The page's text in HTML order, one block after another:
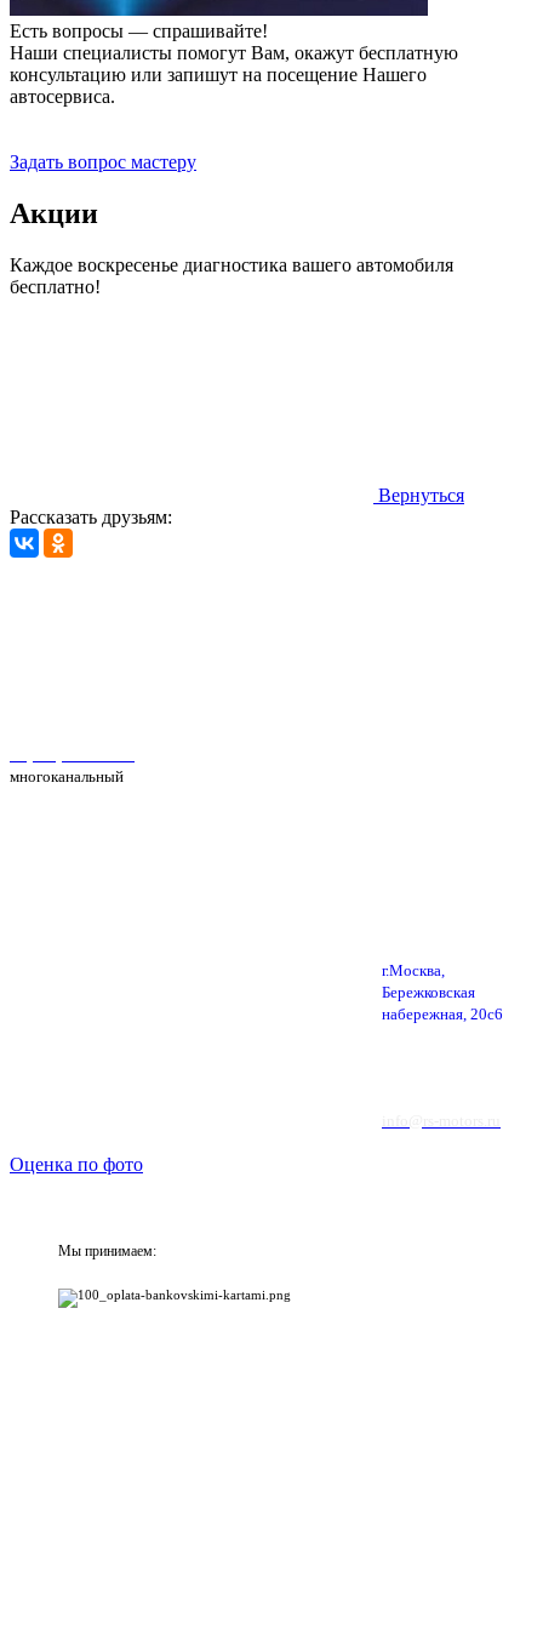
Есть вопросы — спрашивайте!
Наши специалисты помогут Вам, окажут бесплатную
консультацию или запишут на посещение Нашего
автосервиса.
Задать вопрос мастеру
Акции
Каждое воскресенье диагностика вашего автомобиля
бесплатно!
Вернуться
Рассказать друзьям:
многоканальный
г.Москва,
Бережковская
набережная, 20с6
Оценка по фото
Мы принимаем: